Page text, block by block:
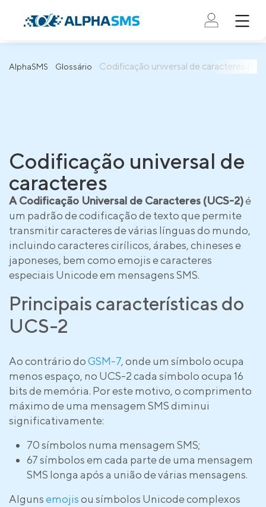
AlphaSMS Glossário Codificação universal de caracteres
Codificação universal de
caracteres
A Codificação Universal de Caracteres (UCS-2)é
um padrão de codificação de texto que permite
transmitir caracteres de várias línguas do mundo,
incluindo caracteres cirílicos, árabes, chineses e
japoneses, bem como emojis e caracteres
especiais Unicode em mensagens SMS.
Principais características do
UCS-2
Ao contrário doGSM-7, onde um símbolo ocupa
menos espaço, no UCS-2 cada símbolo ocupa 16
bits de memória. Por este motivo, o comprimento
máximo de uma mensagem SMS diminui
significativamente:
70 símbolos numa mensagem SMS;
67 símbolos em cada parte de uma mensagem
SMS longa após a união de várias mensagens.
Algunsemojisou símbolos Unicode complexos